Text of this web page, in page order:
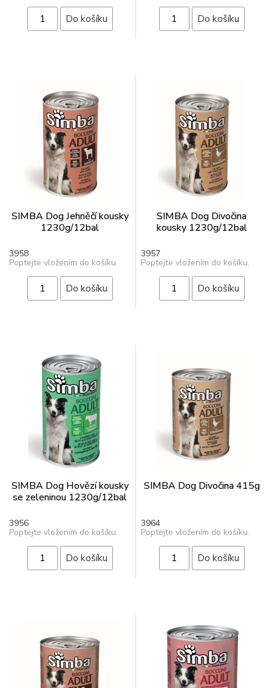
SIMBA Dog Jehněčí kousky
1230g/12bal
3958
Poptejte vložením do košíku.
SIMBA Dog Divočina
kousky 1230g/12bal
3957
Poptejte vložením do košíku.
SIMBA Dog Hovězí kousky
se zeleninou 1230g/12bal
3956
Poptejte vložením do košíku.
SIMBA Dog Divočina 415g
3964
Poptejte vložením do košíku.